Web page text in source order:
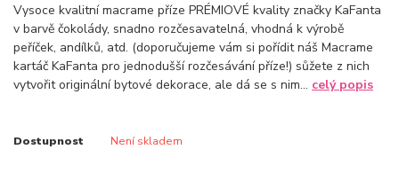
Vysoce kvalitní macrame příze PRÉMIOVÉ kvality značky KaFanta
v barvě čokolády, snadno rozčesavatelná, vhodná k výrobě
peříček, andílků, atd. (doporučujeme vám si pořídit náš Macrame
kartáč KaFanta pro jednodušší rozčesávání příze!) sůžete z nich
vytvořit originální bytové dekorace, ale dá se s nim... celý popis
Dostupnost Není skladem